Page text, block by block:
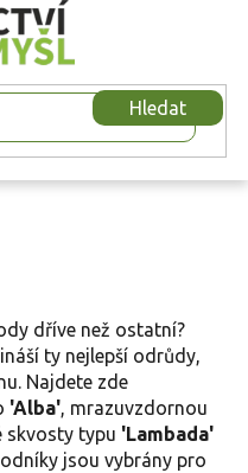
Hledat
dříve než ostatní?
ty nejlepší odrůdy,
Najdete zde
'Alba' , mrazuvzdornou
skvosty typu 'Lambada'
jsou vybrány pro